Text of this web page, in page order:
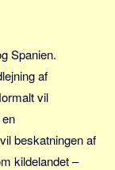
Spanien.
af
vil
beskatningen af
kildelandet –